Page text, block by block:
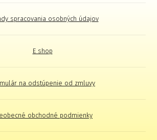
spracovania osobných údajov
E shop
na odstúpenie od zmluvy
obchodné podmienky